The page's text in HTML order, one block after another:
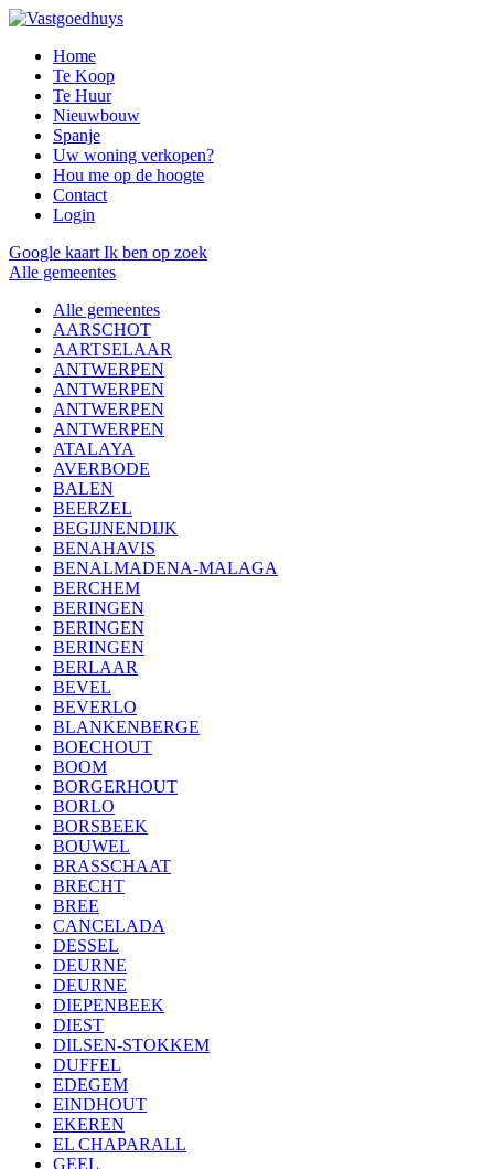
Home
Te Koop
Te Huur
Nieuwbouw
Spanje
Uw woning verkopen?
Hou me op de hoogte
Contact
Login
Google kaart Ik ben op zoek
Alle gemeentes
Alle gemeentes
AARSCHOT
AARTSELAAR
ANTWERPEN
ANTWERPEN
ANTWERPEN
ANTWERPEN
ATALAYA
AVERBODE
BALEN
BEERZEL
BEGIJNENDIJK
BENAHAVIS
BENALMADENA-MALAGA
BERCHEM
BERINGEN
BERINGEN
BERINGEN
BERLAAR
BEVEL
BEVERLO
BLANKENBERGE
BOECHOUT
BOOM
BORGERHOUT
BORLO
BORSBEEK
BOUWEL
BRASSCHAAT
BRECHT
BREE
CANCELADA
DESSEL
DEURNE
DEURNE
DIEPENBEEK
DIEST
DILSEN-STOKKEM
DUFFEL
EDEGEM
EINDHOUT
EKEREN
EL CHAPARALL
GEEL